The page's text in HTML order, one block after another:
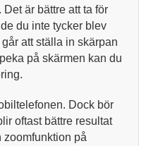
är bättre att ta för
du inte tycker blev
att ställa in skärpan
på skärmen kan du
Dock bör
oftast bättre resultat
zoomfunktion på